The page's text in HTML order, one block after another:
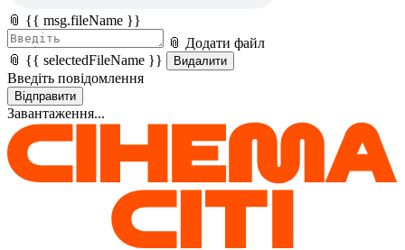
📎 {{ msg.fileName }}
📎 Додати файл
📎 {{ selectedFileName }}
Видалити
Введіть повідомлення
Відправити
Завантаження...